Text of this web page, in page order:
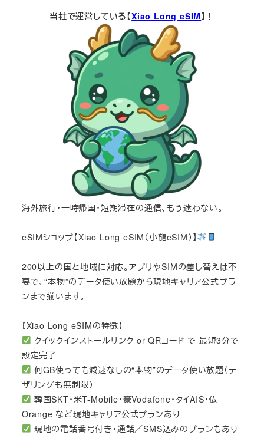
当社で運営している【Xiao Long eSIM】！
海外旅行・一時帰国・短期滞在の通信、もう迷わない。
eSIMショップ【Xiao Long eSIM（小龍eSIM）】
200以上の国と地域に対応。アプリやSIMの差し替えは不
要で、“本物”のデータ使い放題から現地キャリア公式プラ
ンまで揃います。
【Xiao Long eSIMの特徴】
クイックインストールリンク or QRコード で 最短3分で
設定完了
何GB使っても減速なしの“本物”のデータ使い放題（テ
ザリングも無制限）
韓国SKT・米T-Mobile・豪Vodafone・タイAIS・仏
Orange など現地キャリア公式プランあり
現地の電話番号付き・通話／SMS込みのプランもあり